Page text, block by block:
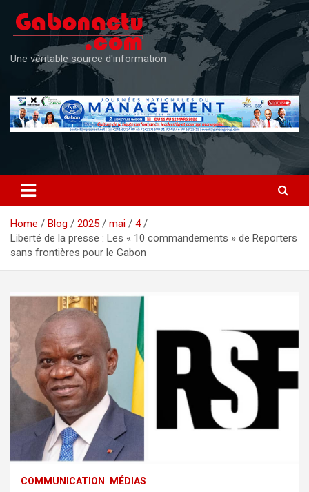
content
Une véritable source d'information
Home Blog 2025 mai
4
Liberté de la presse : Les « 10 commandements » de Reporters
sans frontières pour le Gabon
COMMUNICATION MÉDIAS